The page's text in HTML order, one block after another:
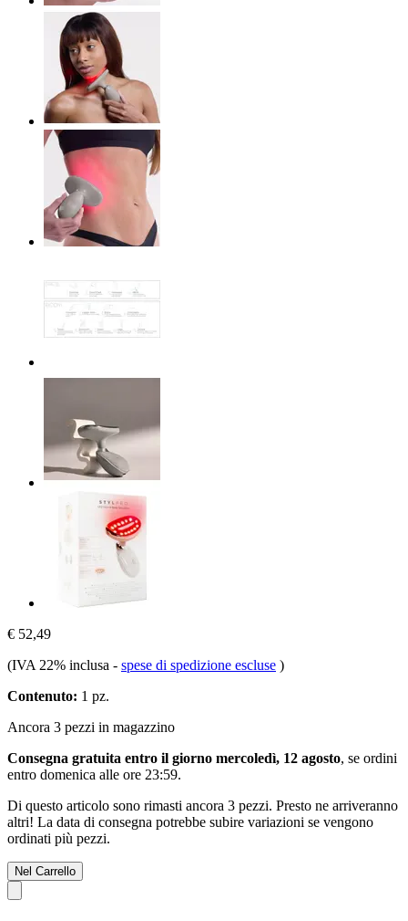
€ 52,49
(IVA 22% inclusa - spese di spedizione escluse )
Contenuto: 1 pz.
Ancora 3 pezzi in magazzino
Consegna gratuita entro il giorno mercoledì, 12 agosto, se ordini
entro domenica alle ore 23:59.
Di questo articolo sono rimasti ancora 3 pezzi. Presto ne arriveranno
altri! La data di consegna potrebbe subire variazioni se vengono
ordinati più pezzi.
Nel Carrello